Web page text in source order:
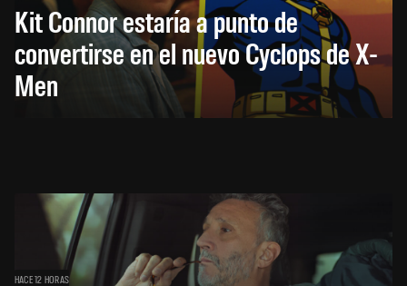
Kit Connor estaría a punto de
convertirse en el nuevo Cyclops de X-
Men
HACE 12 HORAS